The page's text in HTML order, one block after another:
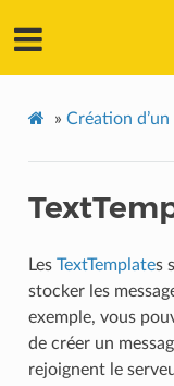
» Création d’un
Les TextTemplates
stocker les
exemple, vous
de créer un
rejoignent le